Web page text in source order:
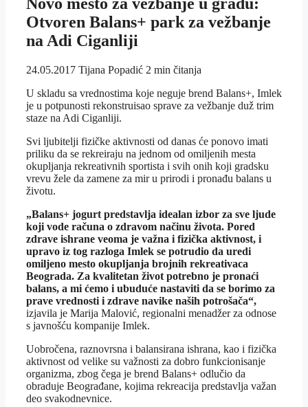
Otvoren Balans+ park za vežbanje
na Adi Ciganliji
24.05.2017 Tijana Popadić 2 min čitanja
U skladu sa vrednostima koje neguje brend Balans+, Imlek
je u potpunosti rekonstruisao sprave za vežbanje duž trim
staze na Adi Ciganliji.
Svi ljubitelji fizičke aktivnosti od danas će ponovo imati
priliku da se rekreiraju na jednom od omiljenih mesta
okupljanja rekreativnih sportista i svih onih koji gradsku
vrevu žele da zamene za mir u prirodi i pronađu balans u
životu.
„Balans+ jogurt predstavlja idealan izbor za sve ljude
koji vode računa o zdravom načinu života. Pored
zdrave ishrane veoma je važna i fizička aktivnost, i
upravo iz tog razloga Imlek se potrudio da uredi
omiljeno mesto okupljanja brojnih rekreativaca
Beograda. Za kvalitetan život potrebno je pronaći
balans, a mi ćemo i ubuduće nastaviti da se borimo za
prave vrednosti i zdrave navike naših potrošača“,
izjavila je Marija Malović, regionalni menadžer za odnose
s javnošću kompanije Imlek.
Uobročena, raznovrsna i balansirana ishrana, kao i fizička
aktivnost od velike su važnosti za dobro funkcionisanje
organizma, zbog čega je brend Balans+ odlučio da
obraduje Beograđane, kojima rekreacija predstavlja važan
deo svakodnevnice.